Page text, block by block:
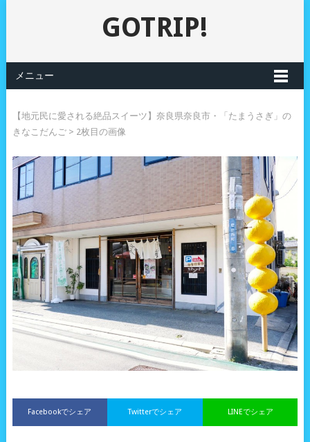
GOTRIP!
メニュー
【地元民に愛される絶品スイーツ】奈良県奈良市・「たまうさぎ」の
きなこだんご> 2枚目の画像
Facebookでシェア LINEでシェア
Twitterでシェア